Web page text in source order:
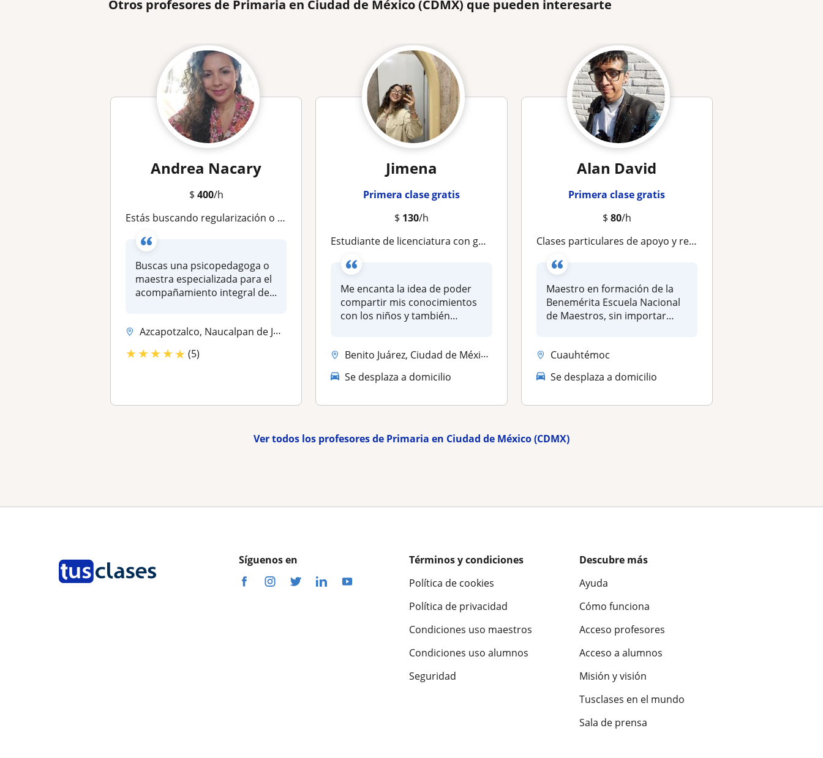
Otros profesores de Primaria en Ciudad de México (CDMX) que pueden interesarte
Andrea Nacary
$ 400/h
Estás buscando regularización o nivelación académica, acompañamiento emocional y regulación conductual
Buscas una psicopedagoga o
maestra especializada para el
acompañamiento integral de...
Azcapotzalco, Naucalpan de Juárez
★★★★★ (5)
Jimena
Primera clase gratis
$ 130/h
Estudiante de licenciatura con gusto en apoyo escolar para niños. Futura psicopedagoga
Me encanta la idea de poder
compartir mis conocimientos
con los niños y también
Benito Juárez, Ciudad de México (CDMX), Miguel Hidalgo
Se desplaza a domicilio
Alan David
Primera clase gratis
$ 80/h
Clases particulares de apoyo y reforzamiento para educación básica de nivel primaria, seguimiento personalizado para cada alumno
Maestro en formación de la
Benemérita Escuela Nacional
de Maestros, sin importar
Cuauhtémoc
Se desplaza a domicilio
Ver todos los profesores de Primaria en Ciudad de México (CDMX)
Síguenos en
Términos y condiciones
Política de cookies
Política de privacidad
Condiciones uso maestros
Condiciones uso alumnos
Seguridad
Descubre más
Ayuda
Cómo funciona
Acceso profesores
Acceso a alumnos
Misión y visión
Tusclases en el mundo
Sala de prensa